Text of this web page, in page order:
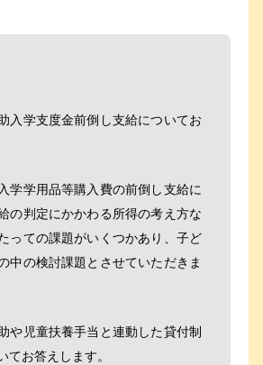
入学支度金前倒し支給についてお
学学用品等購入費の前倒し支給に
の判定にかかわる所得の考え方な
っての課題がいくつかあり、子ど
中の検討課題とさせていただきま
や児童扶養手当と連動した貸付制
てお答えします。